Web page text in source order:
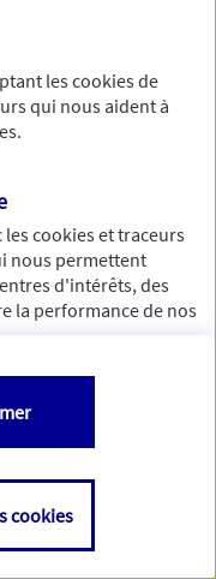
vous concernant. Pour
lescookiesde
qui nous aident à
lescookies et traceurs
nous permettent
d'intérêts, des
la performance de nos
comme de
sur
cookies